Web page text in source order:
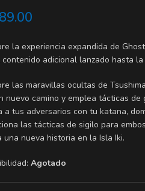
la experiencia expandida de
adicional lanzado hasta la
las maravillas ocultas de
nuevo camino y emplea tácticas
a tus adversarios con tu katana,
las tácticas de sigilo para
una nueva historia en la Isla Iki.
Agotado